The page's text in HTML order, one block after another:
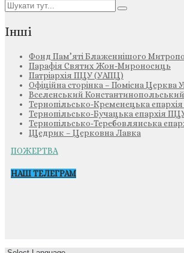
Інші
Фонд Пам’яті Блаженнішого
Парафія Святих Жон-Мироносиць
Патріархія ПЦУ (УАПЦ)
Офіційна сторінка – Помісна Церква
Вселенський Константинопольський
Тернопільсько-Кременецька
Тернопільсько-Бучацька єпархія
Тернопільсько-Теребовлянська
Щедрик – Церковна Лавка
ПОЖЕРТВА
НАШ ТЕЛЕГРАМ